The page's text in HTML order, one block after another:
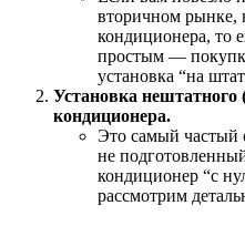
вторичном рынке,
кондиционера, то
простым —
установка “на
Установка нештатного
кондиционера.
Это самый частый
не
кондиционер “с
рассмотрим